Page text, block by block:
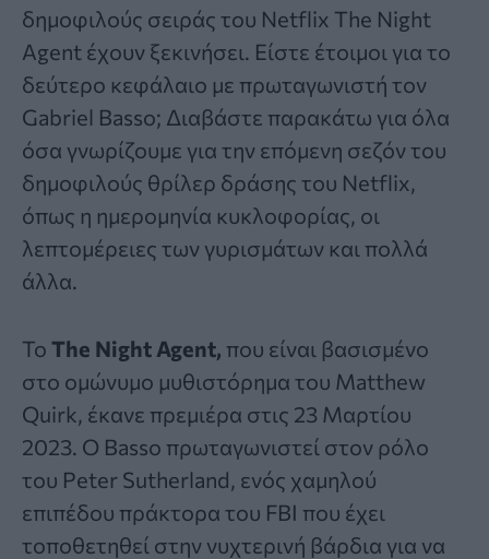
δημοφιλούς σειράς του Netflix The Night
Agent έχουν ξεκινήσει. Είστε έτοιμοι για το
δεύτερο κεφάλαιο με πρωταγωνιστή τον
Gabriel Basso; Διαβάστε παρακάτω για όλα
όσα γνωρίζουμε για την επόμενη σεζόν του
δημοφιλούς θρίλερ δράσης του Netflix,
όπως η ημερομηνία κυκλοφορίας, οι
λεπτομέρειες των γυρισμάτων και πολλά
άλλα.
Το The Night Agent, που είναι βασισμένο
στο ομώνυμο μυθιστόρημα του Matthew
Quirk, έκανε πρεμιέρα στις 23 Μαρτίου
2023. Ο Basso πρωταγωνιστεί στον ρόλο
του Peter Sutherland, ενός χαμηλού
επιπέδου πράκτορα του FBI που έχει
τοποθετηθεί στην νυχτερινή βάρδια για να